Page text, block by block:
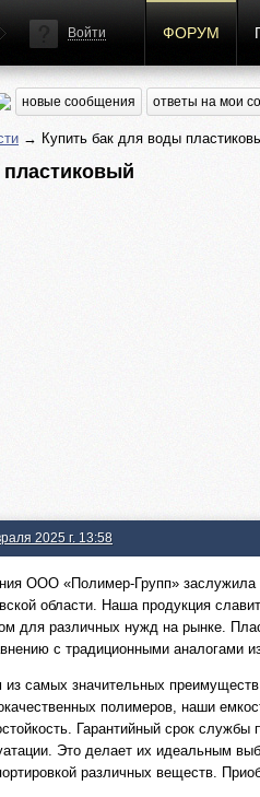
Войти ФОРУМ
новые сообщения ответы на мои
→ Купить бак для воды
2025 г. 13:58
ООО «Полимер-Групп» заслужила
области. Наша продукция
для различных нужд на рынке.
с традиционными аналогами
самых значительных преимуществ
полимеров, наши
Гарантийный срок
Это делает их идеальным
различных веществ.